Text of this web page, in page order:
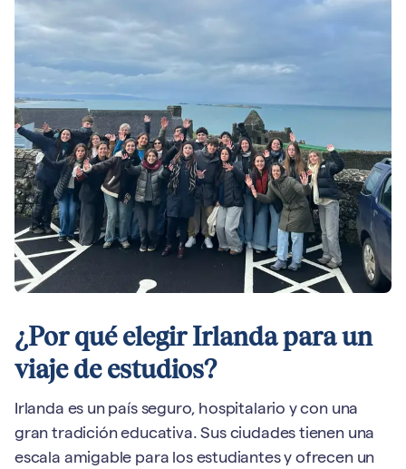
¿Por qué elegir Irlanda para un
viaje de estudios?
Irlanda es un país seguro, hospitalario y con una
gran tradición educativa. Sus ciudades tienen una
escala amigable para los estudiantes y ofrecen un